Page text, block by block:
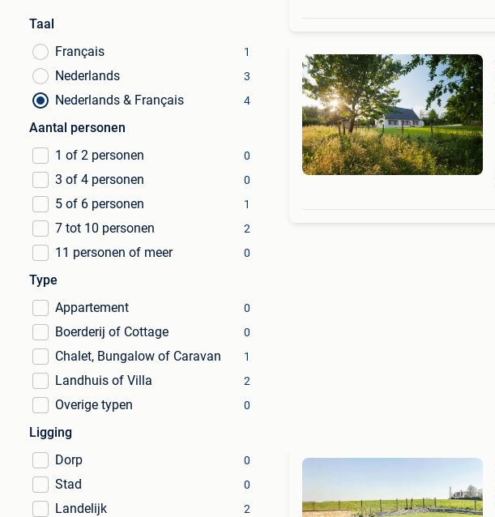
Taal
Français
1
Nederlands 3
Nederlands & Français 4
Aantal personen
1 of 2 personen
0
3 of 4 personen 0
5 of 6 personen 1
7 tot 10 personen 2
11 personen of meer 0
Type
Appartement
0
Boerderij of Cottage 0
Chalet, Bungalow of Caravan 1
Landhuis of Villa 2
Overige typen 0
Ligging
Dorp
0
Stad 0
Landelijk 2